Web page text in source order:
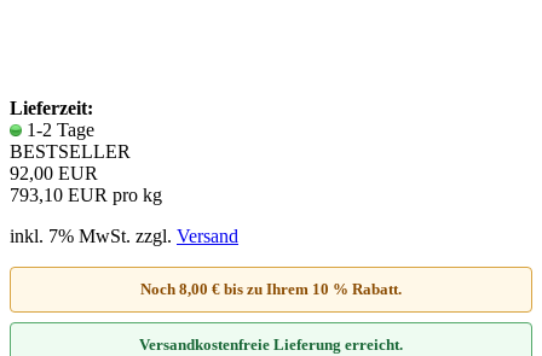
Lieferzeit:
1-2 Tage
BESTSELLER
92,00 EUR
793,10 EUR pro kg
inkl. 7% MwSt. zzgl. Versand
Noch 8,00 € bis zu Ihrem 10 % Rabatt.
Versandkostenfreie Lieferung erreicht.